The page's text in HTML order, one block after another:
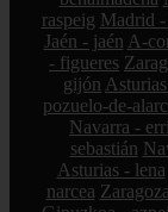
raspeig Madrid -
Jaén - jaén A-
- figueres
gijón
pozuelo-de-
Navarra -
sebastián
Asturias - lena
narcea